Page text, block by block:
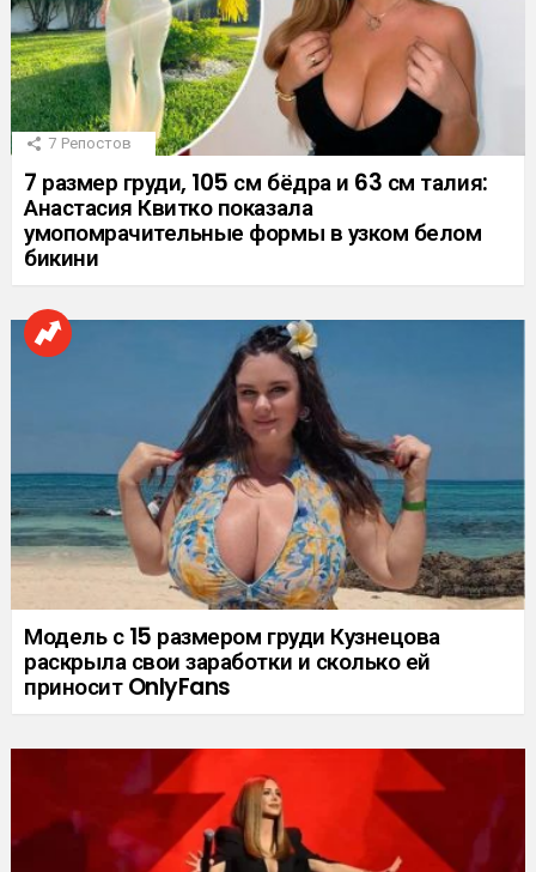
7 Репостов
7 размер груди, 105 см бёдра и 63 см талия:
Анастасия Квитко показала
умопомрачительные формы в узком белом
бикини
Модель с 15 размером груди Кузнецова
раскрыла свои заработки и сколько ей
приносит OnlyFans